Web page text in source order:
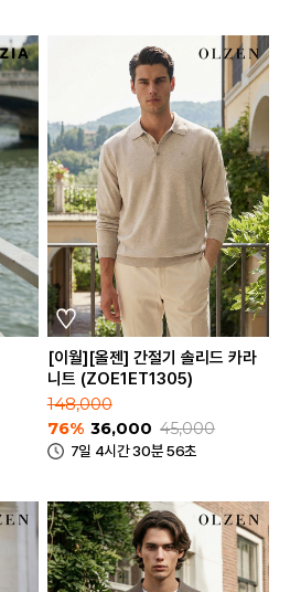
[이월][올젠] 간절기 솔리드 카라
니트 (ZOE1ET1305)
148,000
76% 36,000 45,000
7일 4시간 30분 56초